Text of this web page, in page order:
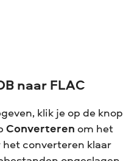
naar FLAC
klik je op de knop
Converteren om het
converteren klaar